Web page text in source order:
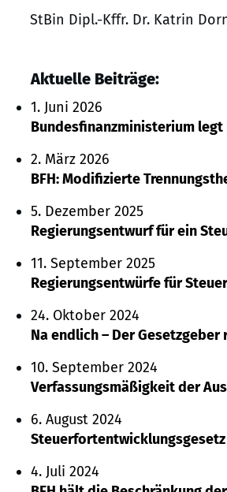
StBin Dipl.-Kffr. Dr. Katrin
Aktuelle Beiträge:
1. Juni 2026
Bundesfinanzministerium
2. März 2026
BFH: Modifizierte
5. Dezember 2025
Regierungsentwurf für ein
11. September 2025
Regierungsentwürfe für
24. Oktober 2024
Na endlich – Der
10. September 2024
Verfassungsmäßigkeit der
6. August 2024
Steuerfortentwicklungsgesetz
4. Juli 2024